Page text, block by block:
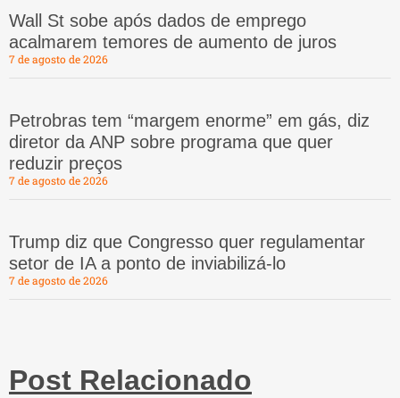
Wall St sobe após dados de emprego
acalmarem temores de aumento de juros
7 de agosto de 2026
Petrobras tem “margem enorme” em gás, diz
diretor da ANP sobre programa que quer
reduzir preços
7 de agosto de 2026
Trump diz que Congresso quer regulamentar
setor de IA a ponto de inviabilizá-lo
7 de agosto de 2026
Post Relacionado